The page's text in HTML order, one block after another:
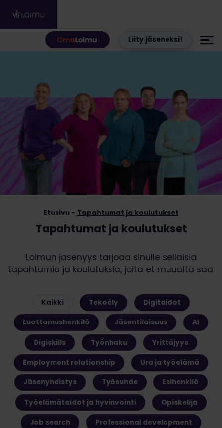
Liity jäseneksi!
Tapahtumat ja koulutukset
Etusivu Tapahtumat ja koulutukset
Loimun jäsenyys tarjoaa sinulle sellaisia
tapahtumia ja koulutuksia, joita et muualta saa.
Kaikki Tekoäly Digitaidot
Luottamushenkilö Jäsentilaisuus AI
Digiskills Työnhaku Yrittäjyys
Employment relationship Ura ja työelämä
Jäsenyhdistys Työsuhde Esihenkilö
Työelämätaidot ja hyvinvointi Opiskelija
Job search Professional development